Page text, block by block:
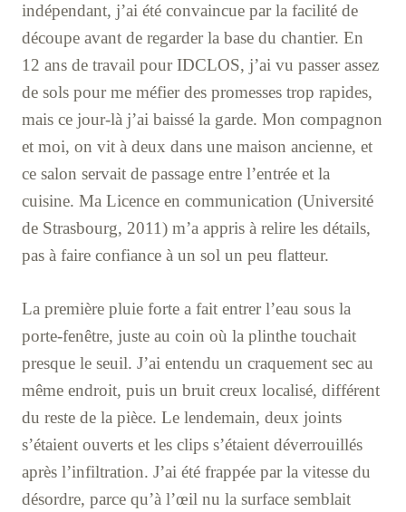
indépendant, j’ai été convaincue par la facilité de
découpe avant de regarder la base du chantier. En
12 ans de travail pour IDCLOS, j’ai vu passer assez
de sols pour me méfier des promesses trop rapides,
mais ce jour-là j’ai baissé la garde. Mon compagnon
et moi, on vit à deux dans une maison ancienne, et
ce salon servait de passage entre l’entrée et la
cuisine. Ma Licence en communication (Université
de Strasbourg, 2011) m’a appris à relire les détails,
pas à faire confiance à un sol un peu flatteur.
La première pluie forte a fait entrer l’eau sous la
porte-fenêtre, juste au coin où la plinthe touchait
presque le seuil. J’ai entendu un craquement sec au
même endroit, puis un bruit creux localisé, différent
du reste de la pièce. Le lendemain, deux joints
s’étaient ouverts et les clips s’étaient déverrouillés
après l’infiltration. J’ai été frappée par la vitesse du
désordre, parce qu’à l’œil nu la surface semblait